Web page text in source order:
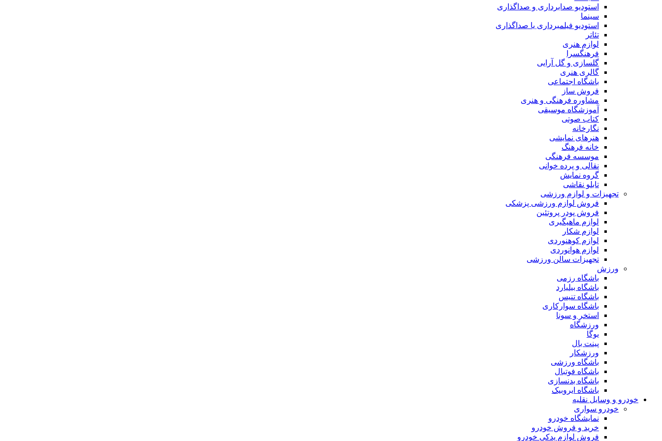
استودیو صدابرداری و صداگذاری
سینما
استودیو فیلمبرداری یا صداگذاری
تئاتر
لوازم هنری
فرهنگسرا
گلسازی و گل آرایی
گالری هنری
باشگاه اجتماعی
فروش ساز
مشاوره فرهنگی و هنری
آموزشگاه موسیقی
کتاب صوتی
نگارخانه
هنرهای نمایشی
خانه فرهنگ
موسسه فرهنگی
نقالی و پرده خوانی
گروه نمایش
تابلو نقاشی
تجهیزات و لوازم ورزشی
فروش لوازم ورزشی پزشکی
فروش پودر پروتئین
لوازم ماهیگیری
لوازم شکار
لوازم کوهنوردی
لوازم هوانوردی
تجهیزات سالن ورزشی
ورزش
باشگاه رزمی
باشگاه بیلیارد
باشگاه تنیس
باشگاه سوارکاری
استخر و سونا
ورزشگاه
یوگا
پینت بال
ورزشکار
باشگاه ورزشی
باشگاه فوتبال
باشگاه بدنسازی
باشگاه ایروبیک
خودرو و وسایل نقلیه
خودرو سواری
نمایشگاه خودرو
خرید و فروش خودرو
فروش لوازم یدکی خودرو